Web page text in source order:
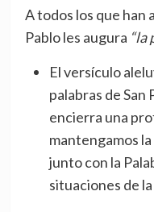
A todos los que han
Pablo les augura “la
El versículo
palabras de San
encierra una
mantengamos
junto con la
situaciones de